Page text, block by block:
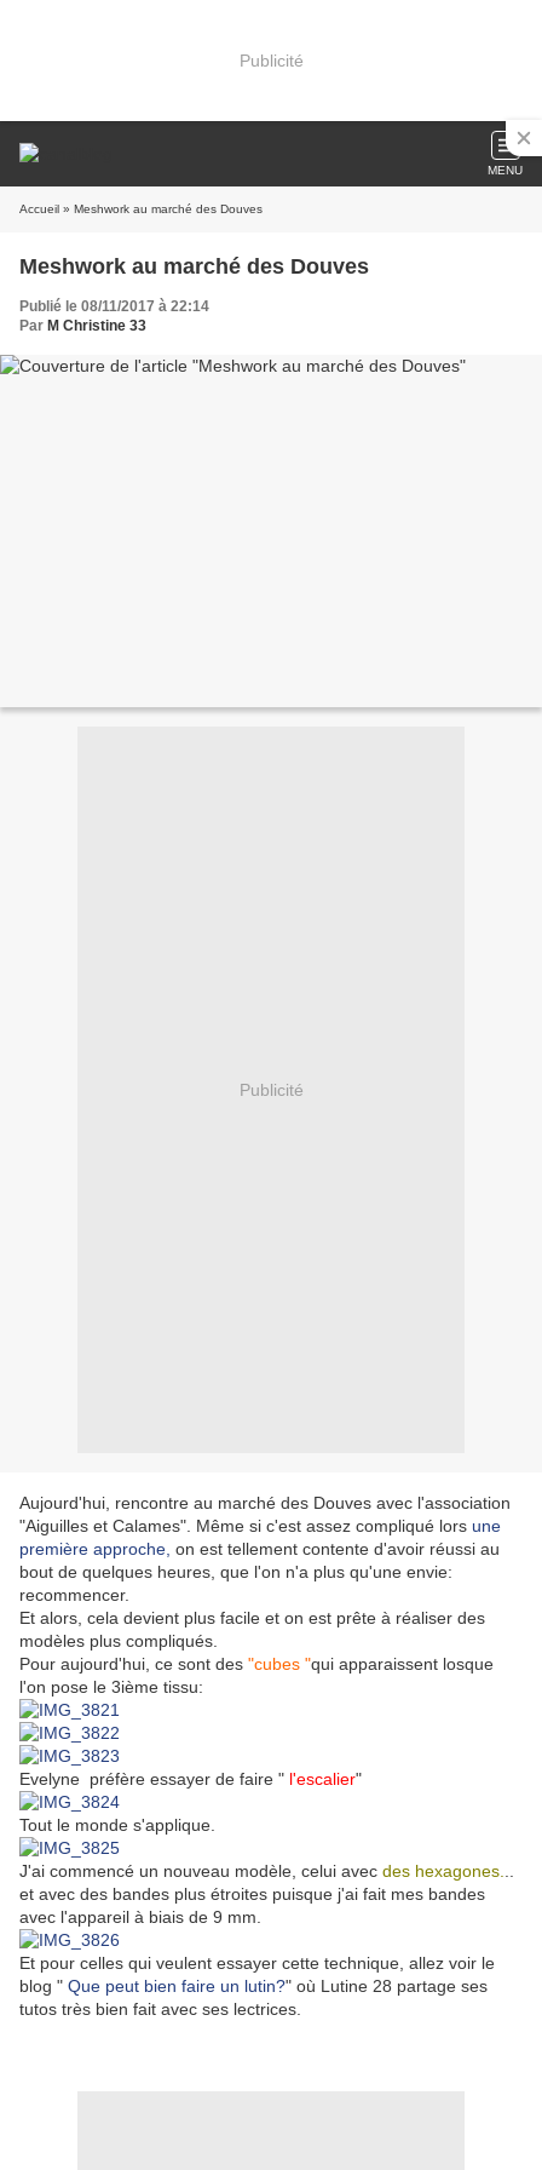
Publicité
MENU
Accueil » Meshwork au marché des Douves
Meshwork au marché des Douves
Publié le 08/11/2017 à 22:14
Par M Christine 33
Publicité
Aujourd'hui, rencontre au marché des Douves avec l'association
"Aiguilles et Calames". Même si c'est assez compliqué lors une
première approche, on est tellement contente d'avoir réussi au
bout de quelques heures, que l'on n'a plus qu'une envie:
recommencer.
Et alors, cela devient plus facile et on est prête à réaliser des
modèles plus compliqués.
Pour aujourd'hui, ce sont des "cubes "qui apparaissent losque
l'on pose le 3ième tissu:
Evelyne préfère essayer de faire " l'escalier"
Tout le monde s'applique.
J'ai commencé un nouveau modèle, celui avec des hexagones.
et avec des bandes plus étroites puisque j'ai fait mes bandes
avec l'appareil à biais de 9 mm.
Et pour celles qui veulent essayer cette technique, allez voir le
blog " Que peut bien faire un lutin?" où Lutine 28 partage ses
tutos très bien fait avec ses lectrices.